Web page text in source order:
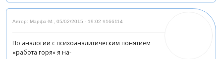
Автор: Марфа-М. 05/02/2015 - 19:02 #166114
По аналогии с психоаналитическим понятием
«работа горя» я на-